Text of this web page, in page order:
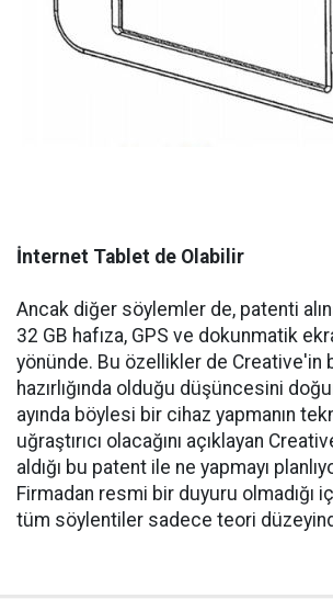
İnternet Tablet de Olabilir
Ancak diğer söylemler de, patenti
32 GB hafıza, GPS ve dokunmatik
yönünde. Bu özellikler de Creative'in
hazırlığında olduğu düşüncesini
ayında böylesi bir cihaz yapmanın
uğraştırıcı olacağını açıklayan
aldığı bu patent ile ne yapmayı
Firmadan resmi bir duyuru olmadığı
tüm söylentiler sadece teori